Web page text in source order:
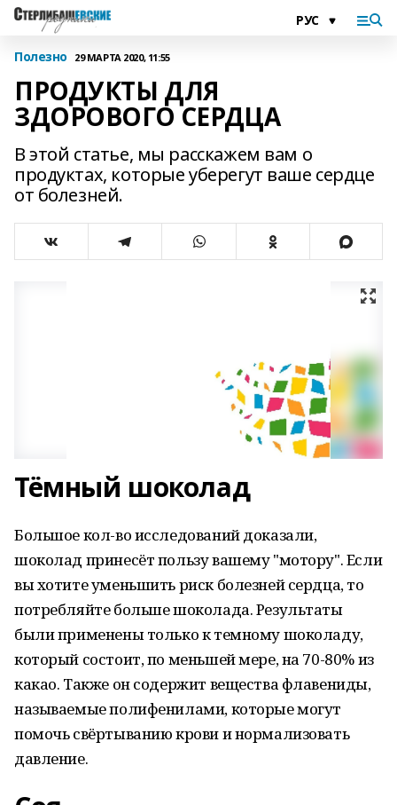
Полезно 29 МАРТА 2020, 11:55
ПРОДУКТЫ ДЛЯ
ЗДОРОВОГО СЕРДЦА
В этой статье, мы расскажем вам о
продуктах, которые уберегут ваше сердце
от болезней.
Тёмный шоколад
Большое кол-во исследований доказали,
шоколад принесёт пользу вашему "мотору". Если
вы хотите уменьшить риск болезней сердца, то
потребляйте больше шоколада. Результаты
были применены только к темному шоколаду,
который состоит, по меньшей мере, на 70-80% из
какао. Также он содержит вещества флавениды,
называемые полифенилами, которые могут
помочь свёртыванию крови и нормализовать
давление.